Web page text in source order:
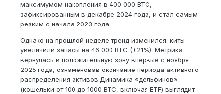
максимумом накопления в 400 000 BTC,
зафиксированным в декабре 2024 года, и стал самым
резким с начала 2023 года.
Однако на прошлой неделе тренд изменился: киты
увеличили запасы на 46 000 BTC (+21%). Метрика
вернулась в положительную зону впервые с ноября
2025 года, ознаменовав окончание периода активного
распределения активов.Динамика «дельфинов»
(кошельки от 100 до 1000 BTC, включая ETF) выглядит